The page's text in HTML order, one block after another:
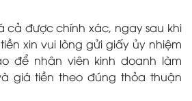
cả được chính xác, ngay sau khi
xin vui lòng gửi giấy ủy nhiệm
để nhân viên kinh doanh làm
giá tiền theo đúng thỏa thuận